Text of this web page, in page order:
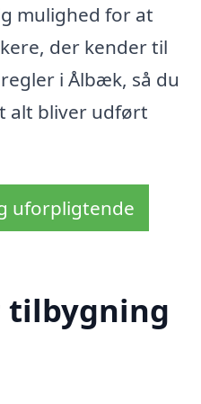
mulighed for at
der kender til
i Ålbæk, så du
alt bliver udført
uforpligtende
tilbygning